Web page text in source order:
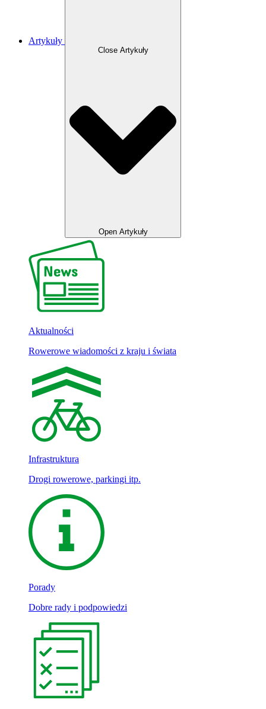
Artykuły
Close Artykuły
Open Artykuły
Aktualności
Rowerowe wiadomości z kraju i świata
Infrastruktura
Drogi rowerowe, parkingi itp.
Porady
Dobre rady i podpowiedzi